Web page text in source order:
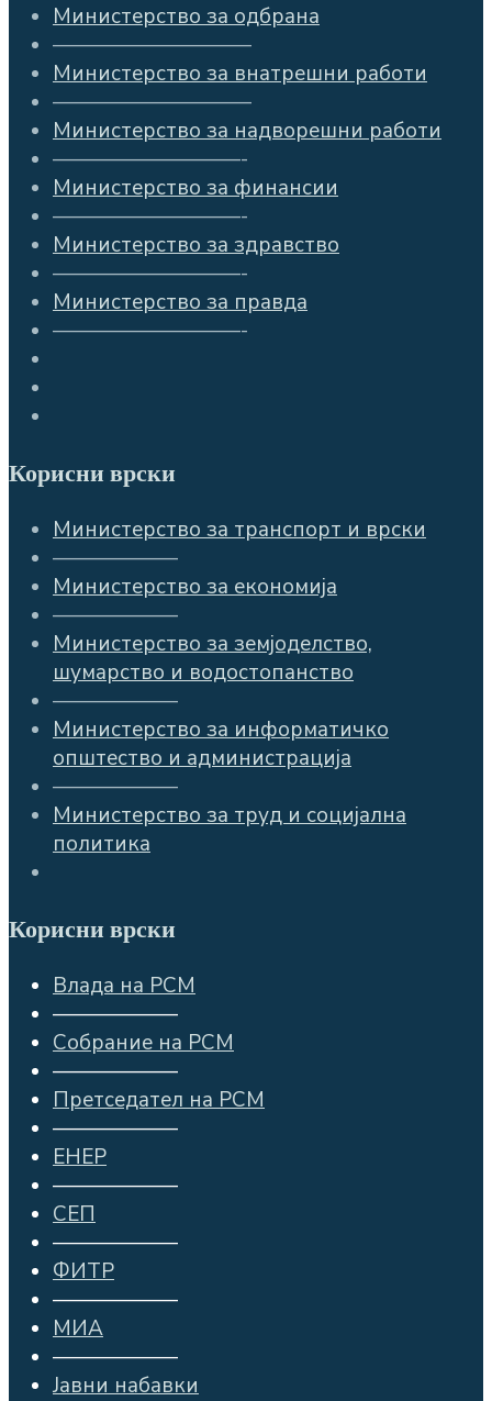
Министерство за одбрана
—————————–
Министерство за внатрешни работи
—————————–
Министерство за надворешни работи
—————————-
Министерство за финансии
—————————-
Министерство за здравство
—————————-
Министерство за правда
—————————-
Корисни врски
Министерство за транспорт и врски
——————
Министерство за економија
——————
Министерство за земјоделство,
шумарство и водостопанство
——————
Министерство за информатичко
општество и администрација
——————
Министерство за труд и социјална
политика
Корисни врски
Влада на РСМ
——————
Собрание на РСМ
——————
Претседател на РСМ
——————
ЕНЕР
——————
СЕП
——————
ФИТР
——————
МИА
——————
Јавни набавки